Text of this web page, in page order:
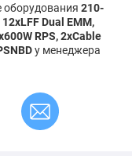
оборудования 210-
Dual EMM,
RPS, 2xCable
у менеджера